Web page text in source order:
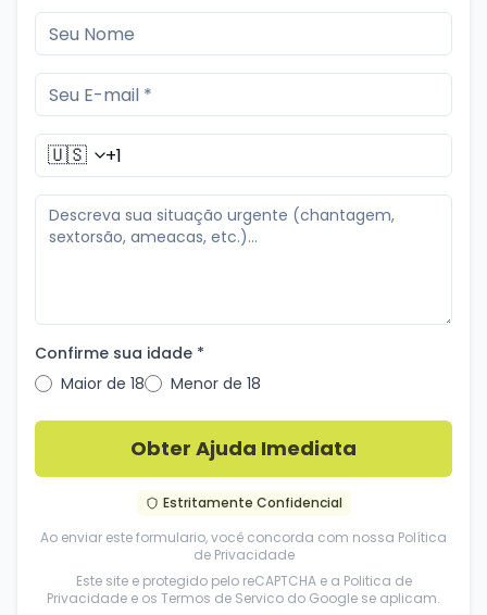
🇺🇸
Confirme sua idade *
Maior de 18
Menor de 18
Obter Ajuda Imediata
Estritamente Confidencial
Ao enviar este formulario, você concorda com nossa Política
de Privacidade
Este site e protegido pelo reCAPTCHA e a Politica de
Privacidade e os Termos de Servico do Google se aplicam.